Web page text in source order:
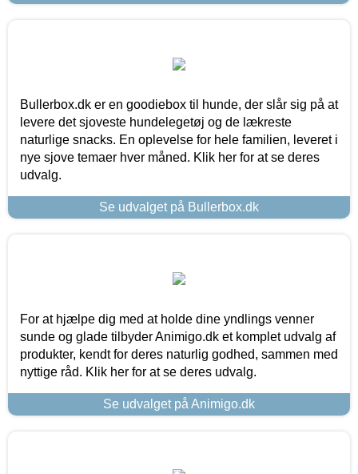
Bullerbox.dk er en goodiebox til hunde, der slår sig på at
levere det sjoveste hundelegetøj og de lækreste
naturlige snacks. En oplevelse for hele familien, leveret i
nye sjove temaer hver måned. Klik her for at se deres
udvalg.
Se udvalget på Bullerbox.dk
For at hjælpe dig med at holde dine yndlings venner
sunde og glade tilbyder Animigo.dk et komplet udvalg af
produkter, kendt for deres naturlig godhed, sammen med
nyttige råd. Klik her for at se deres udvalg.
Se udvalget på Animigo.dk